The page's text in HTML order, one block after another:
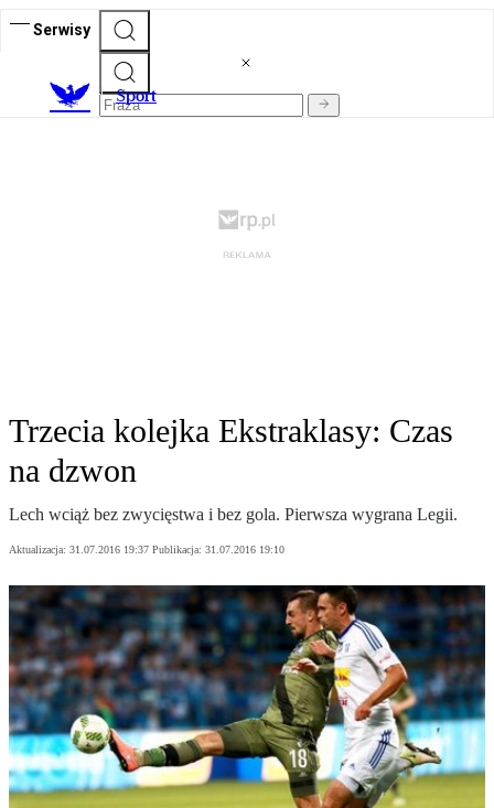
Serwisy
Sport
Trzecia kolejka Ekstraklasy: Czas
na dzwon
Lech wciąż bez zwycięstwa i bez gola. Pierwsza wygrana Legii.
Aktualizacja: 31.07.2016 19:37 Publikacja: 31.07.2016 19:10